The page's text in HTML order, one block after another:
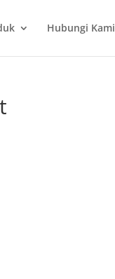
Hubungi Kami